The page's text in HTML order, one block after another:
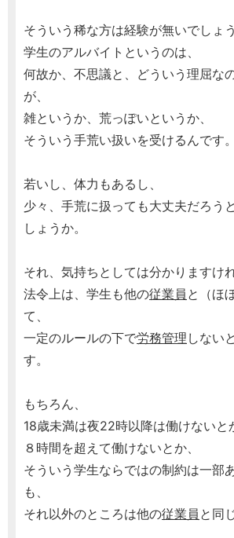
そういう稀な方は経験が無いでしょ
学生のアルバイトというのは、
何故か、不思議と、どういう理屈な
が、
雑というか、荒っぽいというか、
そういう手荒い扱いを受けるんです。
若いし、体力もあるし、
少々、手荒に扱っても大丈夫だろう
しょうか。
それ、気持ちとしては分かりますけれ
法令上は、学生も他の従業員 と（ほ
て、
一定のルールの下で労務管理 しない
す。
もちろん、
18歳未満は夜22時以降は働けないと
８時間を超えて働けないとか、
そういう学生ならではの制約は一部
も、
それ以外のところは他の従業員 と同